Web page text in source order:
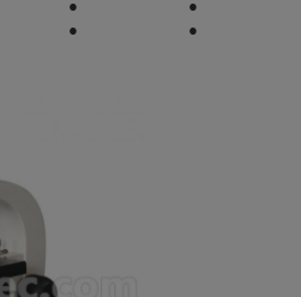
●
●
●
●